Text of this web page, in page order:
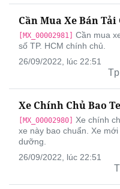
Cần Mua Xe Bán Tải
[MX_00002981] Cần mua
số TP. HCM chính chủ.
26/09/2022, lúc 22:51
Xe Chính Chủ Bao
[MX_00002980] Xe chính
xe này bao chuẩn. Xe
dưỡng.
26/09/2022, lúc 22:51